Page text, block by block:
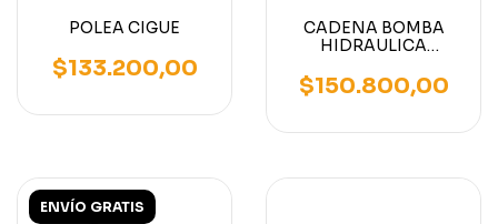
POLEA CIGUE
$133.200,00
CADENA BOMBA
HIDRAULICA
MOTOR NISSAN K15-
K21-K25
$150.800,00
ENVÍO GRATIS